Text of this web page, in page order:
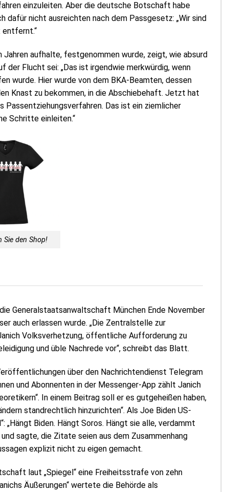
einzuleiten. Aber die deutsche Botschaft habe
nicht ausreichten nach dem Passgesetz: „Wir sind
entfernt.“
aufhalte, festgenommen wurde, zeigt, wie absurd
der Flucht sei: „Das ist irgendwie merkwürdig, wenn
wurde. Hier wurde von dem BKA-Beamten, dessen
Knast zu bekommen, in die Abschiebehaft. Jetzt hat
Das ist ein ziemlicher
Schritte einleiten.“
Sie den Shop!
Generalstaatsanwaltschaft München Ende November
auch erlassen wurde. „Die Zentralstelle zur
Volksverhetzung, öffentliche Aufforderung zu
und üble Nachrede vor“, schreibt das Blatt.
über den Nachrichtendienst Telegram
und Abonnenten in der Messenger-App zählt Janich
In einem Beitrag soll er es gutgeheißen haben,
standrechtlich hinzurichten“. Als Joe Biden US-
Biden. Hängt Soros. Hängt sie alle, verdammt
sagte, die Zitate seien aus dem Zusammenhang
explizit nicht zu eigen gemacht.
laut „Spiegel“ eine Freiheitsstrafe von zehn
Äußerungen“ wertete die Behörde als